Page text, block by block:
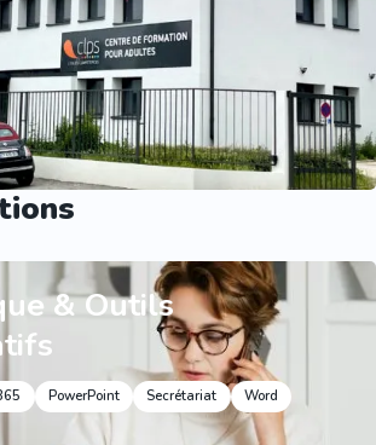
& Outils
PowerPoint Secrétariat Word